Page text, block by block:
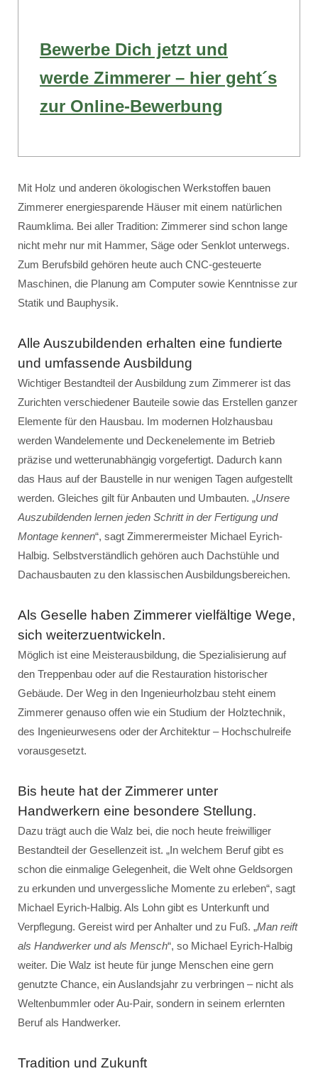
Bewerbe Dich jetzt und
werde Zimmerer – hier geht´s
zur Online-Bewerbung
Mit Holz und anderen ökologischen Werkstoffen bauen
Zimmerer energiesparende Häuser mit einem natürlichen
Raumklima. Bei aller Tradition: Zimmerer sind schon lange
nicht mehr nur mit Hammer, Säge oder Senklot unterwegs.
Zum Berufsbild gehören heute auch CNC-gesteuerte
Maschinen, die Planung am Computer sowie Kenntnisse zur
Statik und Bauphysik.
Alle Auszubildenden erhalten eine fundierte
und umfassende Ausbildung
Wichtiger Bestandteil der Ausbildung zum Zimmerer ist das
Zurichten verschiedener Bauteile sowie das Erstellen ganzer
Elemente für den Hausbau. Im modernen Holzhausbau
werden Wandelemente und Deckenelemente im Betrieb
präzise und wetterunabhängig vorgefertigt. Dadurch kann
das Haus auf der Baustelle in nur wenigen Tagen aufgestellt
werden. Gleiches gilt für Anbauten und Umbauten. „Unsere
Auszubildenden lernen jeden Schritt in der Fertigung und
Montage kennen“, sagt Zimmerermeister Michael Eyrich-
Halbig. Selbstverständlich gehören auch Dachstühle und
Dachausbauten zu den klassischen Ausbildungsbereichen.
Als Geselle haben Zimmerer vielfältige Wege,
sich weiterzuentwickeln.
Möglich ist eine Meisterausbildung, die Spezialisierung auf
den Treppenbau oder auf die Restauration historischer
Gebäude. Der Weg in den Ingenieurholzbau steht einem
Zimmerer genauso offen wie ein Studium der Holztechnik,
des Ingenieurwesens oder der Architektur – Hochschulreife
vorausgesetzt.
Bis heute hat der Zimmerer unter
Handwerkern eine besondere Stellung.
Dazu trägt auch die Walz bei, die noch heute freiwilliger
Bestandteil der Gesellenzeit ist. „In welchem Beruf gibt es
schon die einmalige Gelegenheit, die Welt ohne Geldsorgen
zu erkunden und unvergessliche Momente zu erleben“, sagt
Michael Eyrich-Halbig. Als Lohn gibt es Unterkunft und
Verpflegung. Gereist wird per Anhalter und zu Fuß. „Man reift
als Handwerker und als Mensch“, so Michael Eyrich-Halbig
weiter. Die Walz ist heute für junge Menschen eine gern
genutzte Chance, ein Auslandsjahr zu verbringen – nicht als
Weltenbummler oder Au-Pair, sondern in seinem erlernten
Beruf als Handwerker.
Tradition und Zukunft